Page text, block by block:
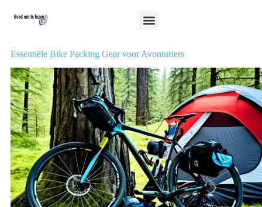
Essentiële Bike Packing Gear voor Avonturiers